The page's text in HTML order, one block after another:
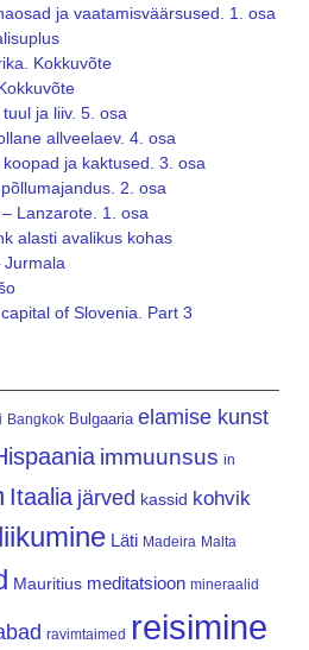
ja vaatamisväärsused. 1. osa
Kokkuvõte
ja liiv. 5. osa
allveelaev. 4. osa
ja kaktused. 3. osa
2. osa
Lanzarote. 1. osa
alasti avalikus kohas
Jurmala
of Slovenia. Part 3
Bangkok Bulgaaria elamise kunst
immuunsus in
Itaalia järved kassid kohvik
liikumine Läti Madeira Malta
Mauritius meditatsioon mineraalid
ravimtaimed reisimine